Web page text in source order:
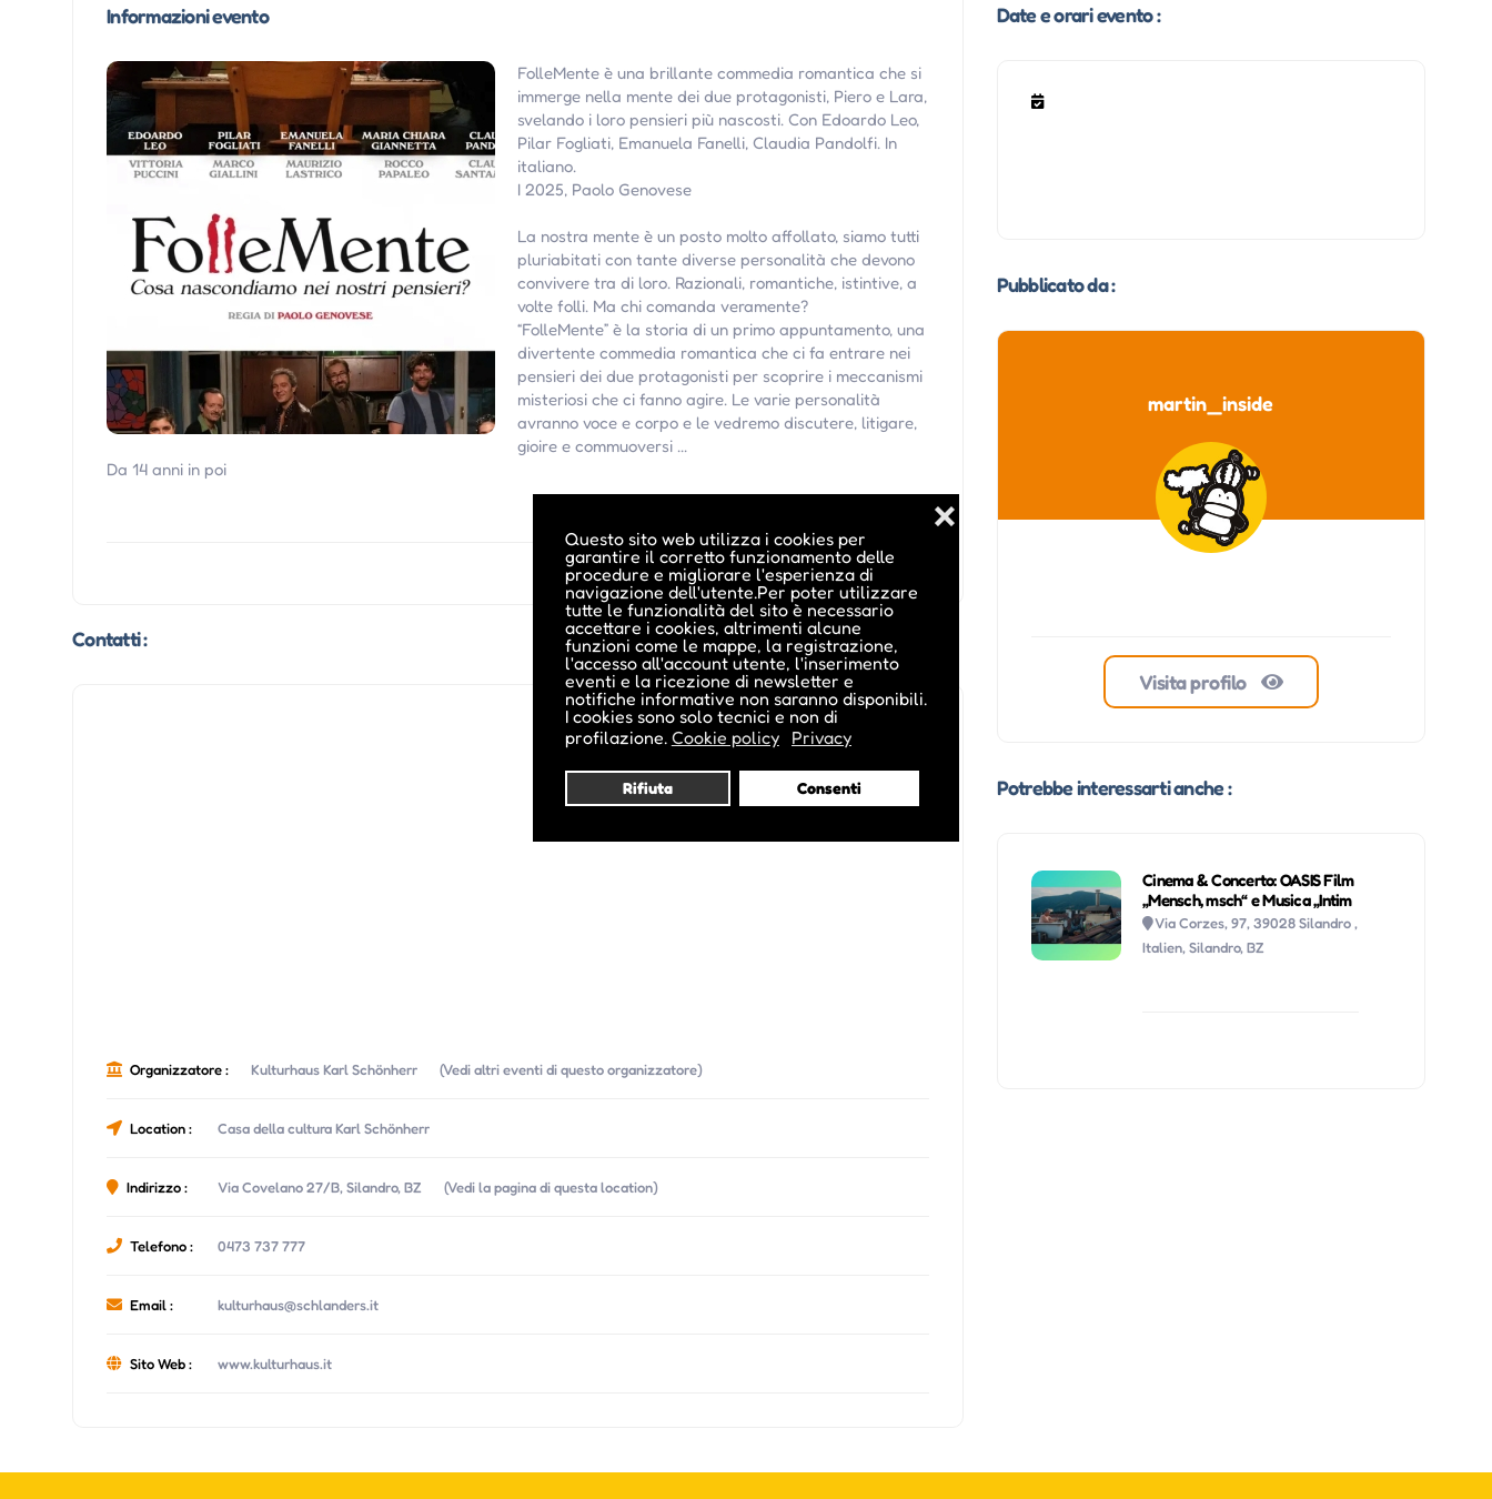
Questo sito web utilizza i cookies per
garantire il corretto funzionamento delle
procedure e migliorare l'esperienza di
navigazione dell'utente.Per poter utilizzare
tutte le funzionalità del sito è necessario
accettare i cookies, altrimenti alcune
funzioni come le mappe, la registrazione,
l'accesso all'account utente, l'inserimento
eventi e la ricezione di newsletter e
notifiche informative non saranno disponibili.
I cookies sono solo tecnici e non di
profilazione. Cookie policy Privacy
Rifiuta Consenti
❌
Informazioni evento
FolleMente è una brillante commedia romantica che si
immerge nella mente dei due protagonisti, Piero e Lara,
svelando i loro pensieri più nascosti. Con Edoardo Leo,
Pilar Fogliati, Emanuela Fanelli, Claudia Pandolfi. In
italiano.
I 2025, Paolo Genovese
La nostra mente è un posto molto affollato, siamo tutti
pluriabitati con tante diverse personalità che devono
convivere tra di loro. Razionali, romantiche, istintive, a
volte folli. Ma chi comanda veramente?
“FolleMente” è la storia di un primo appuntamento, una
divertente commedia romantica che ci fa entrare nei
pensieri dei due protagonisti per scoprire i meccanismi
misteriosi che ci fanno agire. Le varie personalità
avranno voce e corpo e le vedremo discutere, litigare,
gioire e commuoversi ...
Da 14 anni in poi
Contatti :
Organizzatore : Kulturhaus Karl Schönherr (Vedi altri eventi di questo organizzatore)
Location : Casa della cultura Karl Schönherr
Indirizzo : Via Covelano 27/B, Silandro, BZ (Vedi la pagina di questa location)
Telefono : 0473 737 777
Email : kulturhaus@schlanders.it
Sito Web : www.kulturhaus.it
Date e orari evento :
Pubblicato da :
martin_inside
Visita profilo
Potrebbe interessarti anche :
Cinema & Concerto: OASIS Film
„Mensch, msch“ e Musica „Intim
Via Corzes, 97, 39028 Silandro ,
Italien, Silandro, BZ